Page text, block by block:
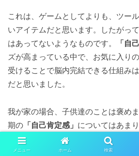
これは、ゲームとしてよりも、ツー
いアイテムだと思います。したがっ
はあってないようなものです。
「自
ズが高まっている中で、お気に入り
受けることで脳内完結できる仕組み
だと思いました。
我が家の場合、子供達のことは褒め
期の 「自己肯定感」 についてはあま
それよりも、やはり大人になると中
がないことの方が気になります。でも
メニュー ホーム 検索